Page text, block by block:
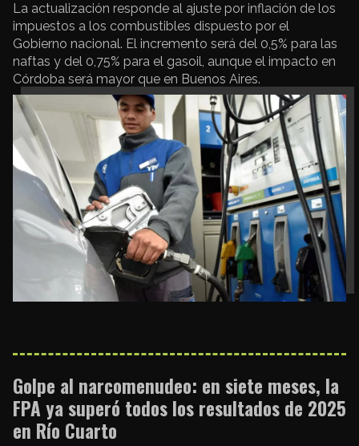
La actualización responde al ajuste por inflación de los
impuestos a los combustibles dispuesto por el
Gobierno nacional. El incremento será del 0,5% para las
naftas y del 0,75% para el gasoil, aunque el impacto en
Córdoba será mayor que en Buenos Aires.
Golpe al narcomenudeo: en siete meses, la
FPA ya superó todos los resultados de 2025
en Río Cuarto